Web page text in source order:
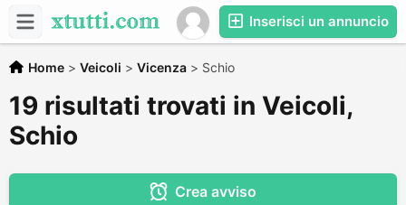
Inserisci un annuncio
Home > Veicoli > Vicenza > Schio
19 risultati trovati in Veicoli,
Schio
Crea avviso